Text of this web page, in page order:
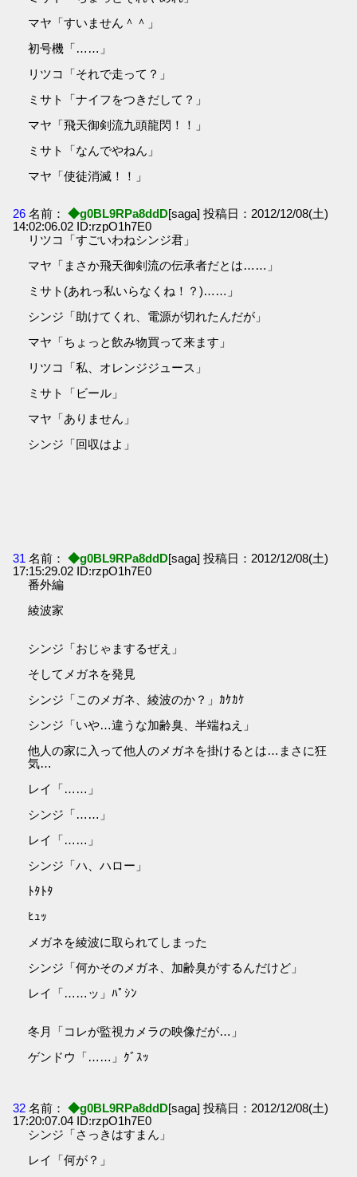
マヤ「すいません＾＾」
初号機「……」
リツコ「それで走って？」
ミサト「ナイフをつきだして？」
マヤ「飛天御剣流九頭龍閃！！」
ミサト「なんでやねん」
マヤ「使徒消滅！！」
26 名前： ◆g0BL9RPa8ddD[saga] 投稿日：2012/12/08(土)
14:02:06.02 ID:rzpO1h7E0
リツコ「すごいわねシンジ君」
マヤ「まさか飛天御剣流の伝承者だとは……」
ミサト(あれっ私いらなくね！？)……」
シンジ「助けてくれ、電源が切れたんだが」
マヤ「ちょっと飲み物買って来ます」
リツコ「私、オレンジジュース」
ミサト「ビール」
マヤ「ありません」
シンジ「回収はよ」
31 名前： ◆g0BL9RPa8ddD[saga] 投稿日：2012/12/08(土)
17:15:29.02 ID:rzpO1h7E0
番外編
綾波家
シンジ「おじゃまするぜえ」
そしてメガネを発見
シンジ「このメガネ、綾波のか？」ｶｹｶｹ
シンジ「いや…違うな加齢臭、半端ねえ」
他人の家に入って他人のメガネを掛けるとは…まさに狂
気…
レイ「……」
シンジ「……」
レイ「……」
シンジ「ハ、ハロー」
ﾄﾀﾄﾀ
ﾋｭｯ
メガネを綾波に取られてしまった
シンジ「何かそのメガネ、加齢臭がするんだけど」
レイ「……ッ」ﾊﾟｼﾝ
冬月「コレが監視カメラの映像だが…」
ゲンドウ「……」ｸﾞｽｯ
32 名前： ◆g0BL9RPa8ddD[saga] 投稿日：2012/12/08(土)
17:20:07.04 ID:rzpO1h7E0
シンジ「さっきはすまん」
レイ「何が？」